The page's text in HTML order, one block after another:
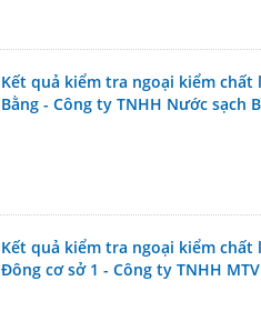
Kết quả kiểm tra ngoại kiểm
Bằng - Công ty TNHH Nước sạch
Kết quả kiểm tra ngoại kiểm
Đông cơ sở 1 - Công ty TNHH